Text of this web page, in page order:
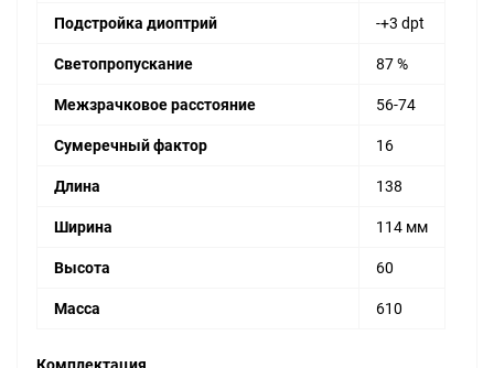
Подстройка диоптрий -+3 dpt
Светопропускание 87 %
Межзрачковое расстояние 56-74
Сумеречный фактор 16
Длина 138
Ширина 114 мм
Высота 60
Масса 610
Комплектация